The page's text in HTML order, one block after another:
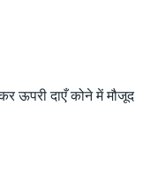
ऊपरी दाएँ कोने में मौजूद